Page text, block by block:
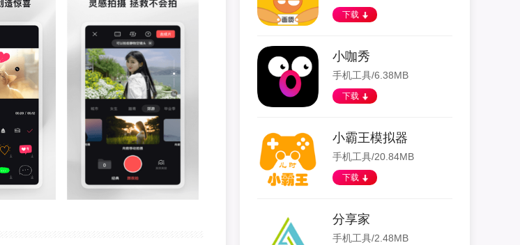
下载
小咖秀
手机工具/6.38MB
下载
小霸王模拟器
手机工具/20.84MB
下载
分享家
手机工具/2.48MB